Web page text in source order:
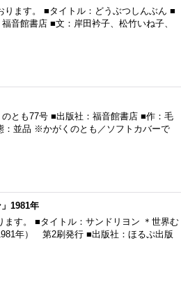
ます。 ■タイトル：どうぶつしんぶん ■
音館書店 ■文：岸田衿子、松竹いね子、
とも77号 ■出版社：福音館書店 ■作：毛
：並品 ※かがくのとも／ソフトカバーで
1981年
す。 ■タイトル：サンドリヨン ＊世界む
年） 第2刷発行 ■出版社：ほるぷ出版